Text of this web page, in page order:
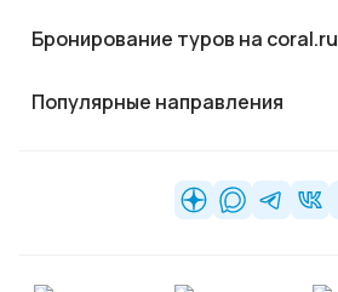
Бронирование туров на coral.ru
Популярные направления